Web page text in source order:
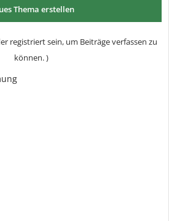
Thema erstellen
registriert sein, um Beiträge verfassen zu
können. )